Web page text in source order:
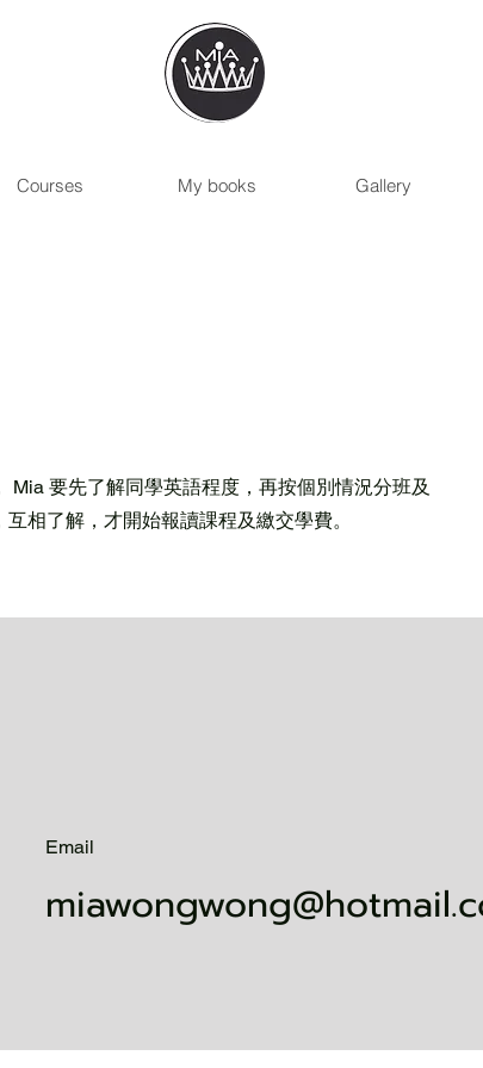
Courses My books Gallery
要先了解同學英語程度，再按個別情況分班及
相了解，才開始報讀課程及繳交學費。
Email